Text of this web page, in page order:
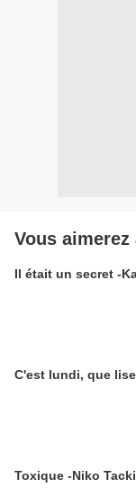
Vous aimerez
Il était un secret -
C'est lundi, que
Toxique -Niko